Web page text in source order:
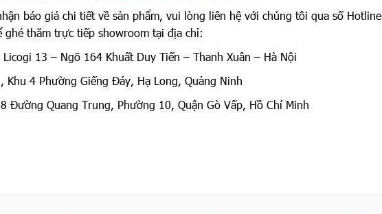
báo giá chi tiết về sản phẩm, vui lòng liên hệ với chúng tôi qua số Hotline
ghé thăm trực tiếp showroom tại địa chỉ:
13 – Ngõ 164 Khuất Duy Tiến – Thanh Xuân – Hà Nội
Khu 4 Phường Giếng Đáy, Hạ Long, Quảng Ninh
Đường Quang Trung, Phường 10, Quận Gò Vấp, Hồ Chí Minh